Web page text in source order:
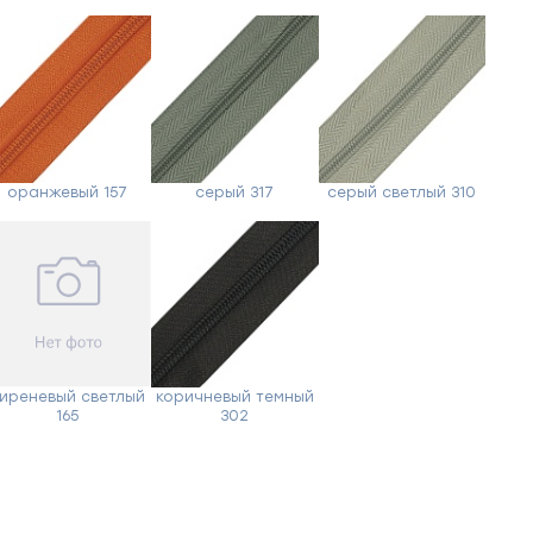
оранжевый 157 серый 317 серый светлый 310
светлый
165
коричневый темный
302